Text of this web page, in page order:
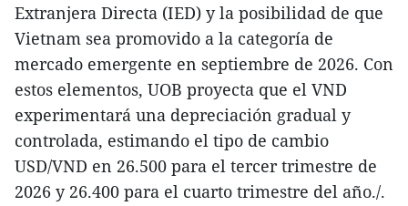
Extranjera Directa (IED) y la posibilidad de que
Vietnam sea promovido a la categoría de
mercado emergente en septiembre de 2026. Con
estos elementos, UOB proyecta que el VND
experimentará una depreciación gradual y
controlada, estimando el tipo de cambio
USD/VND en 26.500 para el tercer trimestre de
2026 y 26.400 para el cuarto trimestre del año./.